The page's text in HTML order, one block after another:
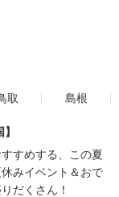
取 島根
すめする、この夏
みイベント＆おで
だくさん！